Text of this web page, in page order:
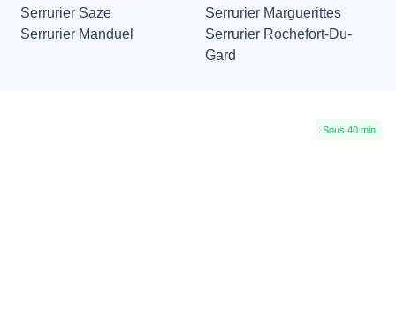
Serrurier Saze
Serrurier Marguerittes
Serrurier Manduel
Serrurier Rochefort-Du-
Gard
Sous 40 min